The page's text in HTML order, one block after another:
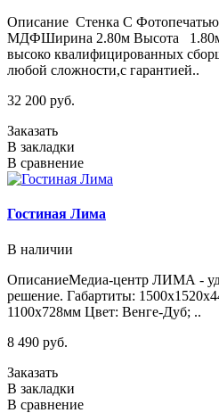
Описание Стенка С Фотопечатью
МДФШирина 2.80м Высота
высоко квалифицированных
любой сложности,с гарантией..
32 200 руб.
Заказать
В закладки
В сравнение
Гостиная Лима
В наличии
ОписаниеМедиа-центр ЛИМА -
решение. Габартиты:
1100х728мм Цвет: Венге-Дуб; ..
8 490 руб.
Заказать
В закладки
В сравнение